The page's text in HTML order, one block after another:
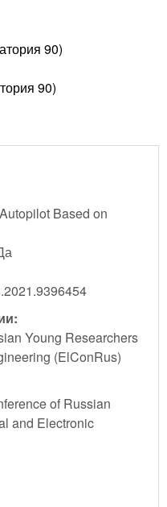
90)
90)
Based on
Young Researchers
(ElConRus)
of Russian
and Electronic